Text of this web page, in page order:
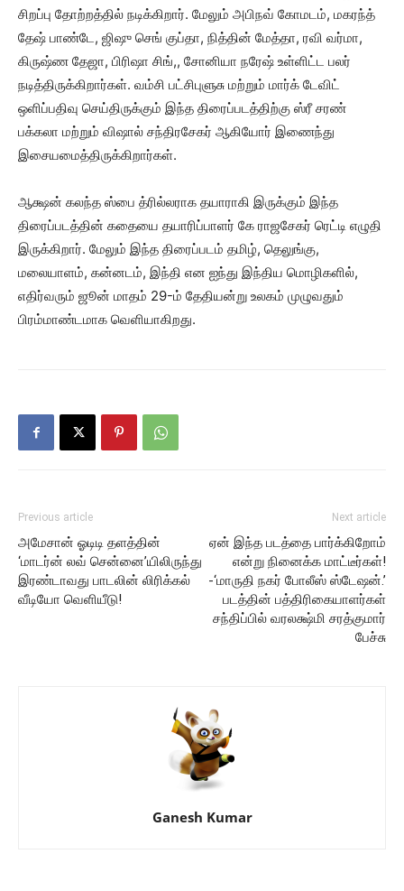
சிறப்பு தோற்றத்தில் நடிக்கிறார். மேலும் அபிநவ் கோமடம், மகரந்த்
தேஷ் பாண்டே, ஜிஷு செங் குப்தா, நித்தின் மேத்தா, ரவி வர்மா,
கிருஷ்ண தேஜா, பிரிஷா சிங்,, சோனியா நரேஷ் உள்ளிட்ட பலர்
நடித்திருக்கிறார்கள். வம்சி பட்சிபுளுசு மற்றும் மார்க் டேவிட்
ஒளிப்பதிவு செய்திருக்கும் இந்த திரைப்படத்திற்கு ஸ்ரீ சரண்
பக்கலா மற்றும் விஷால் சந்திரசேகர் ஆகியோர் இணைந்து
இசையமைத்திருக்கிறார்கள்.
ஆக்ஷன் கலந்த ஸ்பை த்ரில்லராக தயாராகி இருக்கும் இந்த
திரைப்படத்தின் கதையை தயாரிப்பாளர் கே ராஜசேகர் ரெட்டி எழுதி
இருக்கிறார். மேலும் இந்த திரைப்படம் தமிழ், தெலுங்கு,
மலையாளம், கன்னடம், இந்தி என ஐந்து இந்திய மொழிகளில்,
எதிர்வரும் ஜூன் மாதம் 29-ம் தேதியன்று உலகம் முழுவதும்
பிரம்மாண்டமாக வெளியாகிறது.
Previous article
அமேசான் ஓடிடி தளத்தின்
‘மாடர்ன் லவ் சென்னை’யிலிருந்து
இரண்டாவது பாடலின் லிரிக்கல்
வீடியோ வெளியீடு!
Next article
ஏன் இந்த படத்தை பார்க்கிறோம்
என்று நினைக்க மாட்டீர்கள்!
-‘மாருதி நகர் போலீஸ் ஸ்டேஷன்.’
படத்தின் பத்திரிகையாளர்கள்
சந்திப்பில் வரலக்ஷ்மி சரத்குமார்
பேச்சு
Ganesh Kumar